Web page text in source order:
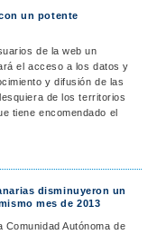
un potente
de la web un
el acceso a los datos y
y difusión de las
de los territorios
tiene encomendado el
disminuyeron un
mes de 2013
Autónoma de